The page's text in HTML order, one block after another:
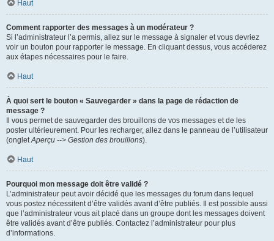
Haut
Comment rapporter des messages à un modérateur ?
Si l’administrateur l’a permis, allez sur le message à signaler et vous devriez
voir un bouton pour rapporter le message. En cliquant dessus, vous accéderez
aux étapes nécessaires pour le faire.
Haut
À quoi sert le bouton « Sauvegarder » dans la page de rédaction de
message ?
Il vous permet de sauvegarder des brouillons de vos messages et de les
poster ultérieurement. Pour les recharger, allez dans le panneau de l’utilisateur
(ongletAperçu --> Gestion des brouillons).
Haut
Pourquoi mon message doit être validé ?
L’administrateur peut avoir décidé que les messages du forum dans lequel
vous postez nécessitent d’être validés avant d’être publiés. Il est possible aussi
que l’administrateur vous ait placé dans un groupe dont les messages doivent
être validés avant d’être publiés. Contactez l’administrateur pour plus
d’informations.